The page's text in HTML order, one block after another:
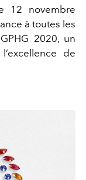
12 novembre
à toutes les
2020, un
de